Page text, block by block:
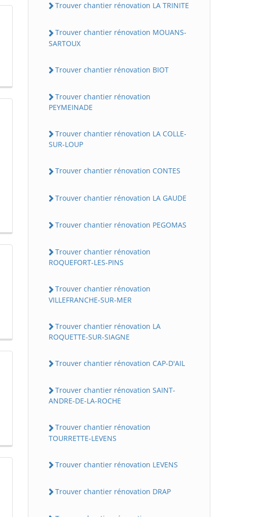
Trouver chantier rénovation LA TRINITE
Trouver chantier rénovation MOUANS-
SARTOUX
Trouver chantier rénovation BIOT
Trouver chantier rénovation
PEYMEINADE
Trouver chantier rénovation LA COLLE-
SUR-LOUP
Trouver chantier rénovation CONTES
Trouver chantier rénovation LA GAUDE
Trouver chantier rénovation PEGOMAS
Trouver chantier rénovation
ROQUEFORT-LES-PINS
Trouver chantier rénovation
VILLEFRANCHE-SUR-MER
Trouver chantier rénovation LA
ROQUETTE-SUR-SIAGNE
Trouver chantier rénovation CAP-D'AIL
Trouver chantier rénovation SAINT-
ANDRE-DE-LA-ROCHE
Trouver chantier rénovation
TOURRETTE-LEVENS
Trouver chantier rénovation LEVENS
Trouver chantier rénovation DRAP